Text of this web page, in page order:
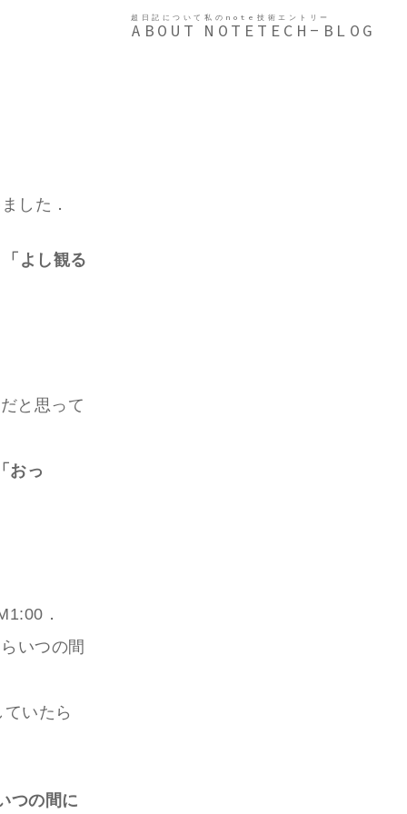
超日記について
ABOUT
私のnote
NOTE
技術エントリー
TECH-BLOG
した．
「よし観る
と思って
おっ
．
いつの間
いたら
つの間に